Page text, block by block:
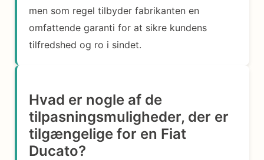
men som regel tilbyder fabrikanten en
omfattende garanti for at sikre kundens
tilfredshed og ro i sindet.
Hvad er nogle af de
tilpasningsmuligheder, der er
tilgængelige for en Fiat
Ducato?